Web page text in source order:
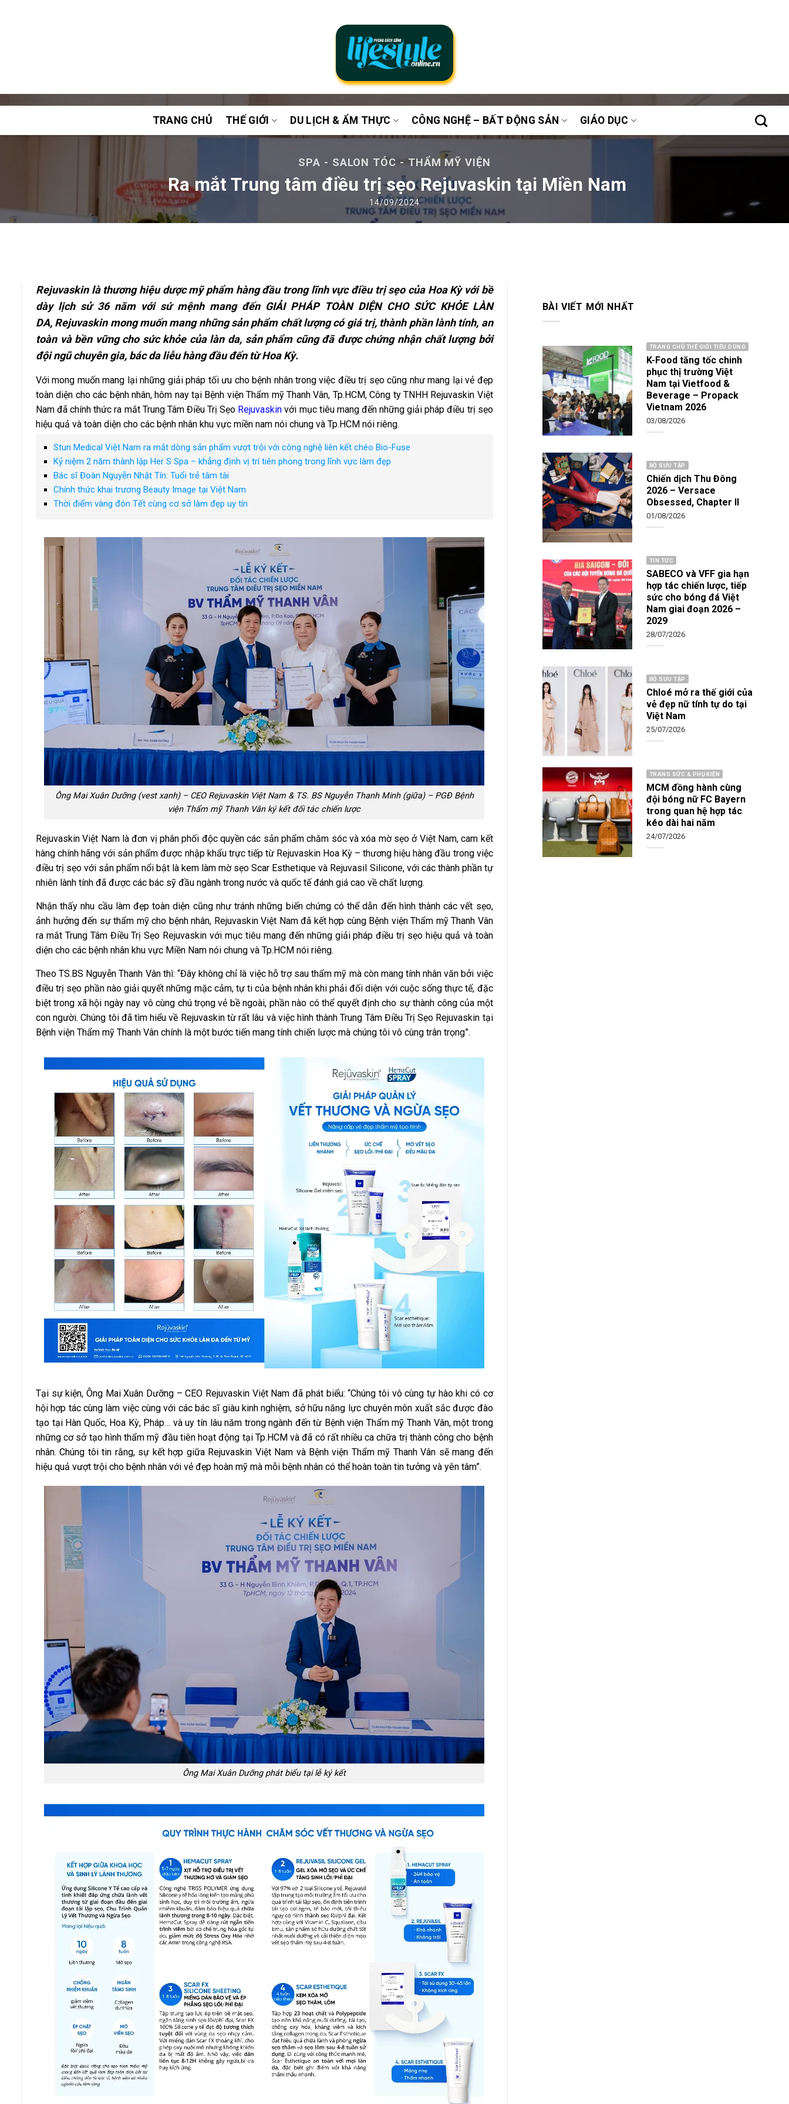
TRANG CHỦ THẾ GIỚI DU LỊCH & ẨM THỰC CÔNG NGHỆ – BẤT ĐỘNG SẢN GIÁO DỤC
SPA - SALON TÓC - THẨM MỸ VIỆN
Ra mắt Trung tâm điều trị sẹo Rejuvaskin tại Miền Nam
Rejuvaskin là thương hiệu dược mỹ phẩm hàng đầu trong lĩnh vực điều trị sẹo của Hoa Kỳ với bề
dày lịch sử 36 năm với sứ mệnh mang đến GIẢI PHÁP TOÀN DIỆN CHO SỨC KHỎE LÀN
DA, Rejuvaskin mong muốn mang những sản phẩm chất lượng có giá trị, thành phần lành tính, an
toàn và bền vững cho sức khỏe của làn da, sản phẩm cũng đã được chứng nhận chất lượng bởi
đội ngũ chuyên gia, bác da liễu hàng đầu đến từ Hoa Kỳ.
Với mong muốn mang lại những giải pháp tối ưu cho bệnh nhân trong việc điều trị sẹo cũng như mang lại vẻ đẹp
toàn diện cho các bệnh nhân, hôm nay tại Bệnh viện Thẩm mỹ Thanh Vân, Tp.HCM, Công ty TNHH Rejuvaskin Việt
Nam đã chính thức ra mắt Trung Tâm Điều Trị Sẹo Rejuvaskin với mục tiêu mang đến những giải pháp điều trị sẹo
hiệu quả và toàn diện cho các bệnh nhân khu vực miền nam nói chung và Tp.HCM nói riêng.
Stun Medical Việt Nam ra mắt dòng sản phẩm vượt trội với công nghệ liên kết chéo Bio-Fuse
Kỷ niệm 2 năm thành lập Her S Spa – khẳng định vị trí tiên phong trong lĩnh vực làm đẹp
Bác sĩ Đoàn Nguyễn Nhật Tín: Tuổi trẻ tâm tài
Chính thức khai trương Beauty Image tại Việt Nam
Thời điểm vàng đón Tết cùng cơ sở làm đẹp uy tín
Ông Mai Xuân Dưỡng (vest xanh) – CEO Rejuvaskin Việt Nam & TS. BS Nguyễn Thanh Minh (giữa) – PGĐ Bệnh
viện Thẩm mỹ Thanh Vân ký kết đối tác chiến lược
Rejuvaskin Việt Nam là đơn vị phân phối độc quyền các sản phẩm chăm sóc và xóa mờ sẹo ở Việt Nam, cam kết
hàng chính hãng với sản phẩm được nhập khẩu trực tiếp từ Rejuvaskin Hoa Kỳ – thương hiệu hàng đầu trong việc
điều trị sẹo với sản phẩm nổi bật là kem làm mờ sẹo Scar Esthetique và Rejuvasil Silicone, với các thành phần tự
nhiên lành tính đã được các bác sỹ đầu ngành trong nước và quốc tế đánh giá cao về chất lượng.
Nhận thấy nhu cầu làm đẹp toàn diện cũng như tránh những biến chứng có thể dẫn đến hình thành các vết sẹo,
ảnh hưởng đến sự thẩm mỹ cho bệnh nhân, Rejuvaskin Việt Nam đã kết hợp cùng Bệnh viện Thẩm mỹ Thanh Vân
ra mắt Trung Tâm Điều Trị Sẹo Rejuvaskin với mục tiêu mang đến những giải pháp điều trị sẹo hiệu quả và toàn
diện cho các bệnh nhân khu vực Miền Nam nói chung và Tp.HCM nói riêng.
Theo TS.BS Nguyễn Thanh Vân thì: “Đây không chỉ là việc hỗ trợ sau thẩm mỹ mà còn mang tính nhân văn bởi việc
điều trị sẹo phần nào giải quyết những mặc cảm, tự ti của bệnh nhân khi phải đối diện với cuộc sống thực tế, đặc
biệt trong xã hội ngày nay vô cùng chú trọng vẻ bề ngoài, phần nào có thể quyết định cho sự thành công của một
con người. Chúng tôi đã tìm hiểu về Rejuvaskin từ rất lâu và việc hình thành Trung Tâm Điều Trị Sẹo Rejuvaskin tại
Bệnh viện Thẩm mỹ Thanh Vân chính là một bước tiến mang tính chiến lược mà chúng tôi vô cùng trân trọng”.
Tại sự kiện, Ông Mai Xuân Dưỡng – CEO Rejuvaskin Việt Nam đã phát biểu: “Chúng tôi vô cùng tự hào khi có cơ
hội hợp tác cùng làm việc cùng với các bác sĩ giàu kinh nghiệm, sở hữu năng lực chuyên môn xuất sắc được đào
tạo tại Hàn Quốc, Hoa Kỳ, Pháp… và uy tín lâu năm trong ngành đến từ Bệnh viện Thẩm mỹ Thanh Vân, một trong
những cơ sở tạo hình thẩm mỹ đầu tiên hoạt động tại Tp.HCM và đã có rất nhiều ca chữa trị thành công cho bệnh
nhân. Chúng tôi tin rằng, sự kết hợp giữa Rejuvaskin Việt Nam và Bệnh viện Thẩm mỹ Thanh Vân sẽ mang đến
hiệu quả vượt trội cho bệnh nhân với vẻ đẹp hoàn mỹ mà mỗi bệnh nhân có thể hoàn toàn tin tưởng và yên tâm”.
Ông Mai Xuân Dưỡng phát biểu tại lễ ký kết
BÀI VIẾT MỚI NHẤT
TRANG CHỦ THẾ GIỚI TIÊU DÙNG
K-Food tăng tốc chinh
phục thị trường Việt
Nam tại Vietfood &
Beverage – Propack
Vietnam 2026
03/08/2026
BỘ SƯU TẬP
Chiến dịch Thu Đông
2026 – Versace
Obsessed, Chapter II
01/08/2026
TIN TỨC
SABECO và VFF gia hạn
hợp tác chiến lược, tiếp
sức cho bóng đá Việt
Nam giai đoạn 2026 –
2029
28/07/2026
BỘ SƯU TẬP
Chloé mở ra thế giới của
vẻ đẹp nữ tính tự do tại
Việt Nam
25/07/2026
TRANG SỨC & PHỤ KIỆN
MCM đồng hành cùng
đội bóng nữ FC Bayern
trong quan hệ hợp tác
kéo dài hai năm
24/07/2026